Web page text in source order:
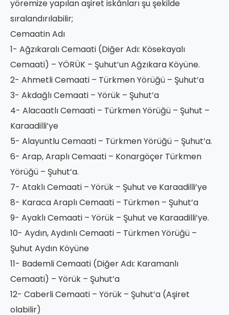
yöremize yapılan aşiret iskânları şu şekilde
sıralandırılabilir;
Cemaatin Adı
1- Ağzıkaralı Cemaati (Diğer Adı: Kösekayalı
Cemaati) – YÖRÜK – Şuhut’un Ağzıkara Köyüne.
2- Ahmetli Cemaati – Türkmen Yörüğü – Şuhut’a
3- Akdağlı Cemaati – Yörük – Şuhut’a
4- Alacaatlı Cemaati – Türkmen Yörüğü – Şuhut –
Karaadilli’ye
5- Alayuntlu Cemaati – Türkmen Yörüğü – Şuhut’a.
6- Arap, Araplı Cemaati – Konargöçer Türkmen
Yörüğü – Şuhut’a.
7- Ataklı Cemaati – Yörük – Şuhut ve Karaadilli’ye
8- Karaca Araplı Cemaati – Türkmen – Şuhut’a
9- Ayaklı Cemaati – Yörük – Şuhut ve Karaadilli’ye.
10- Aydın, Aydınlı Cemaati – Türkmen Yörüğü –
Şuhut Aydın Köyüne
11- Bademli Cemaati (Diğer Adı: Karamanlı
Cemaati) – Yörük – Şuhut’a
12- Caberli Cemaati – Yörük – Şuhut’a (Aşiret
olabilir)